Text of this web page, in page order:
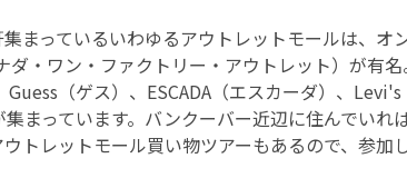
まっているいわゆるアウトレットモールは、オ
・ワン・ファクトリー・アウトレット）が有
Guess（ゲス）、ESCADA（エスカーダ）、
まっています。バンクーバー近辺に住んでいれ
トレットモール買い物ツアーもあるので、参加